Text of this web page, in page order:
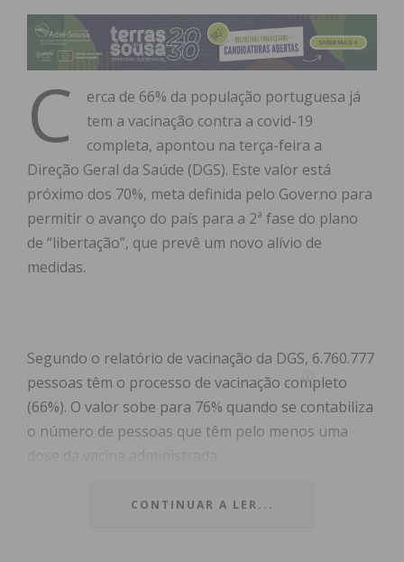
C
erca de 66% da população portuguesa já
tem a vacinação contra a covid-19
completa, apontou na terça-feira a
Direção Geral da Saúde (DGS). Este valor está
próximo dos 70%, meta definida pelo Governo para
permitir o avanço do país para a 2ª fase do plano
de “libertação”, que prevê um novo alívio de
medidas.
Segundo o relatório de vacinação da DGS, 6.760.777
pessoas têm o processo de vacinação completo
(66%). O valor sobe para 76% quando se contabiliza
o número de pessoas que têm pelo menos uma
Estes números significam que o país está a
CONTINUAR A LER...